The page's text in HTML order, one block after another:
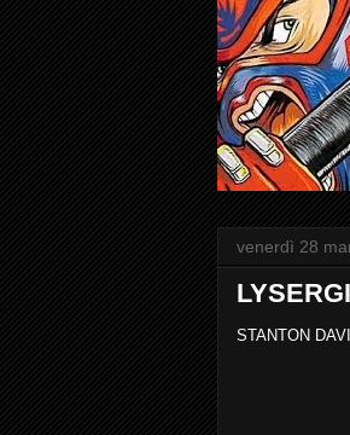
venerdì 28
STANTON